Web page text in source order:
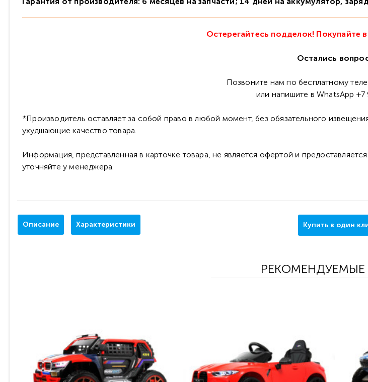
Остерегайтесь подделок! Покупайте
Остались
Позвоните нам по бесплатному
или напишите в WhatsApp
*Производитель оставляет за собой право в любой момент, без обязательного
ухудшающие качество товара.
Информация, представленная в карточке товара, не является офертой и
уточняйте у менеджера.
Описание Характеристики Купить в один
РЕКОМЕНДУЕМЫЕ